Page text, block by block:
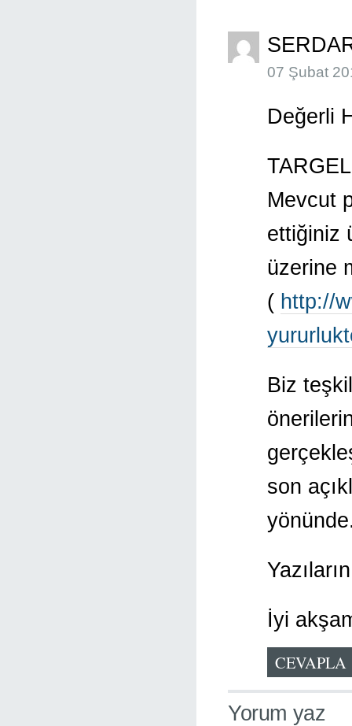
07 Şubat
Değerli
Mevcut
ettiğiniz
üzerine
( http://
Biz
son
İyi
CEVAPLA
Yorum yaz